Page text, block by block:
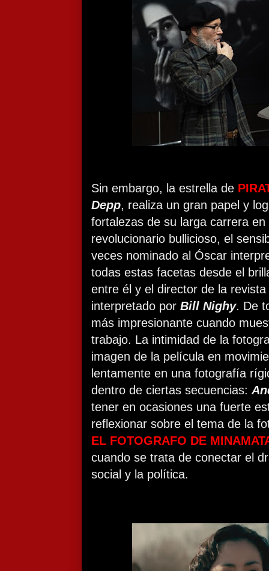
Sin embargo, la estrella de
Depp, realiza un gran papel y
fortalezas de su larga carrera
revolucionario bullicioso, el
veces nominado al Óscar
todas estas facetas desde el
entre él y el director de la revista
interpretado por Bill Nighy. De
más impresionante cuando
trabajo. La intimidad de la
imagen de la película en
lentamente en una fotografía
dentro de ciertas secuencias:
tener en ocasiones una fuerte
reflexionar sobre el tema de la
EL FOTOGRAFO DE
cuando se trata de conectar el
social y la política.